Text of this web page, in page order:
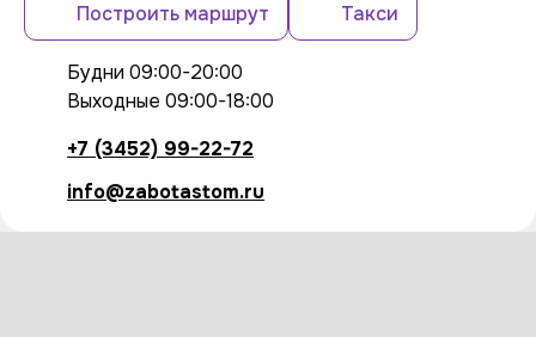
Построить маршрут Такси
Будни 09:00-20:00
Выходные 09:00-18:00
+7 (3452) 99-22-72
info@zabotastom.ru